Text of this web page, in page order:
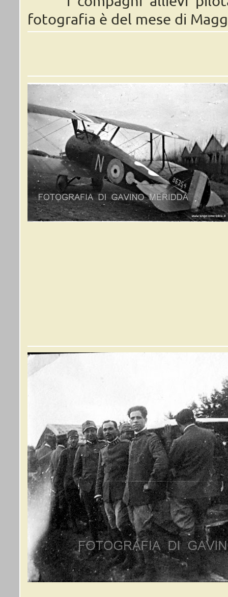
fotografia è del mese di